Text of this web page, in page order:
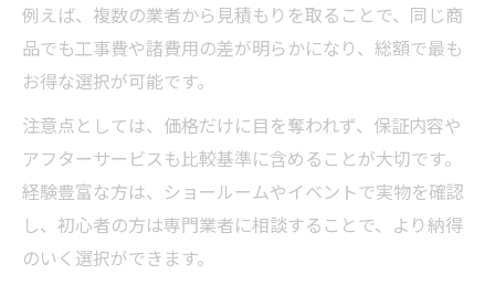
例えば、複数の業者から見積もりを取ることで、同じ商
品でも工事費や諸費用の差が明らかになり、総額で最も
お得な選択が可能です。
注意点としては、価格だけに目を奪われず、保証内容や
アフターサービスも比較基準に含めることが大切です。
経験豊富な方は、ショールームやイベントで実物を確認
し、初心者の方は専門業者に相談することで、より納得
のいく選択ができます。